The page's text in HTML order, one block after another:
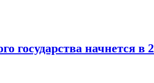
начнется в